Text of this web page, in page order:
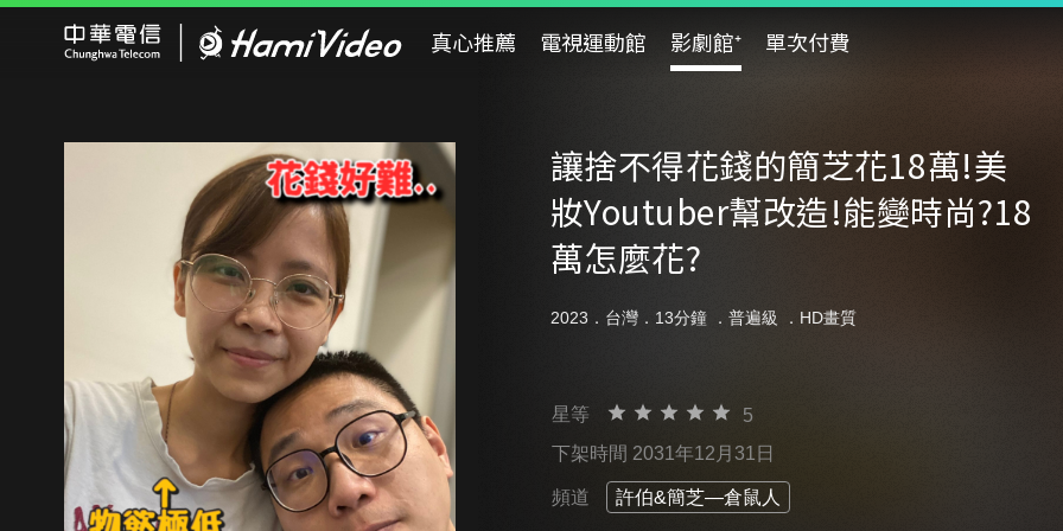
真心推薦 電視運動館 影劇館⁺ 單次付費
讓捨不得花錢的簡芝花18萬!美
妝Youtuber幫改造!能變時尚?18
萬怎麼花?
2023．台灣．13分鐘 ． 普遍級 ．HD畫質
星等
5
下架時間 2031年12月31日
頻道 許伯&簡芝—倉鼠人